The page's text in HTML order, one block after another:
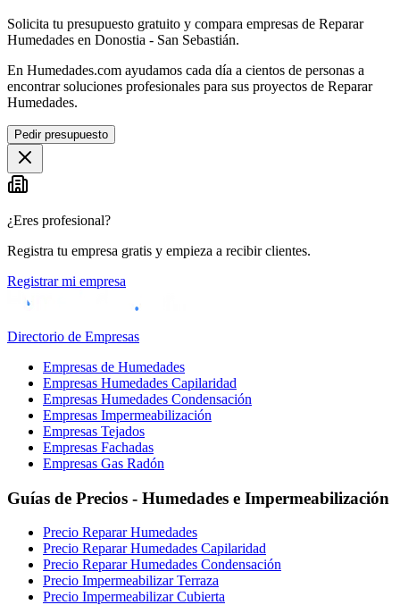
Solicita tu presupuesto gratuito y compara empresas de Reparar
Humedades en Donostia - San Sebastián.
En Humedades.com ayudamos cada día a cientos de personas a
encontrar soluciones profesionales para sus proyectos de Reparar
Humedades.
Pedir presupuesto
¿Eres profesional?
Registra tu empresa gratis y empieza a recibir clientes.
Registrar mi empresa
Directorio de Empresas
Empresas de Humedades
Empresas Humedades Capilaridad
Empresas Humedades Condensación
Empresas Impermeabilización
Empresas Tejados
Empresas Fachadas
Empresas Gas Radón
Guías de Precios - Humedades e Impermeabilización
Precio Reparar Humedades
Precio Reparar Humedades Capilaridad
Precio Reparar Humedades Condensación
Precio Impermeabilizar Terraza
Precio Impermeabilizar Cubierta